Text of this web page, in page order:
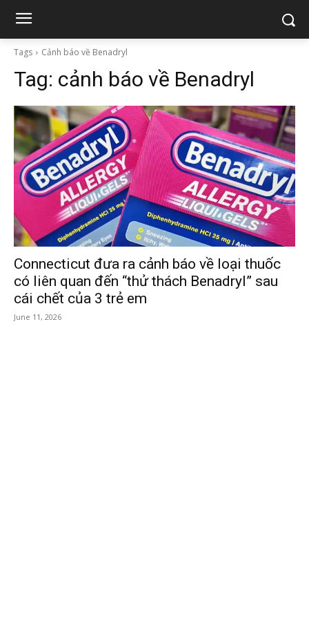
Tags Cảnh báo về Benadryl
Tag: cảnh báo về Benadryl
Connecticut đưa ra cảnh báo về loại thuốc
có liên quan đến “thử thách Benadryl” sau
cái chết của 3 trẻ em
June 11, 2026